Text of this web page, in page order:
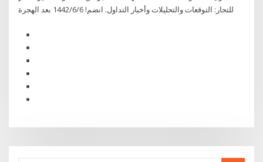
للتجار: التوقعات والتحليلات وأخبار التداول. انضم! 6‏‏/6‏‏/1442 بعد الهجرة